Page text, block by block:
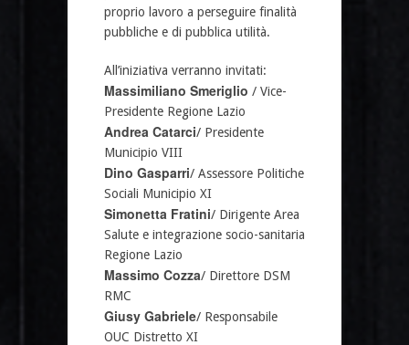
proprio lavoro a perseguire finalità
pubbliche e di pubblica utilità.
All’iniziativa verranno invitati:
Massimiliano Smeriglio / Vice-
Presidente Regione Lazio
Andrea Catarci/ Presidente
Municipio VIII
Dino Gasparri/ Assessore Politiche
Sociali Municipio XI
Simonetta Fratini/ Dirigente Area
Salute e integrazione socio-sanitaria
Regione Lazio
Massimo Cozza/ Direttore DSM
RMC
Giusy Gabriele/ Responsabile
OUC Distretto XI